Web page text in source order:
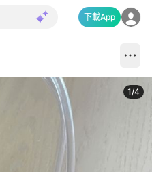
下載App
1/4